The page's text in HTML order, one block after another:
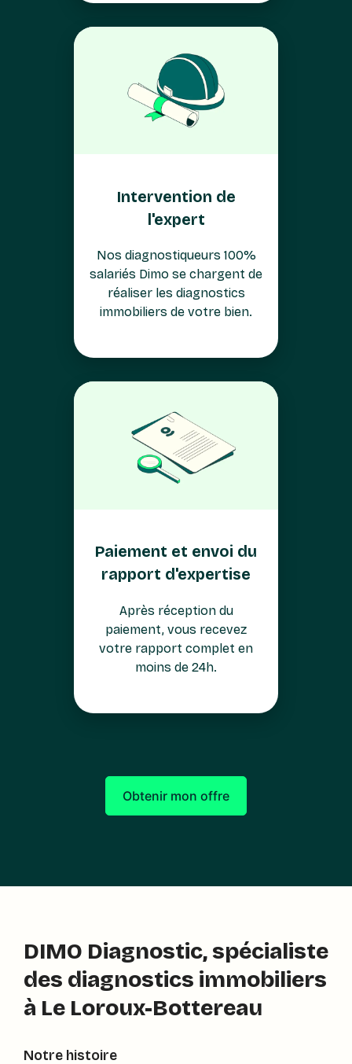
Intervention de
l'expert
Nos diagnostiqueurs 100%
salariés Dimo se chargent de
réaliser les diagnostics
immobiliers de votre bien.
Paiement et envoi du
rapport d'expertise
Après réception du
paiement, vous recevez
votre rapport complet en
moins de 24h.
Obtenir mon offre
DIMO Diagnostic, spécialiste
des diagnostics immobiliers
à Le Loroux-Bottereau
Notre histoire